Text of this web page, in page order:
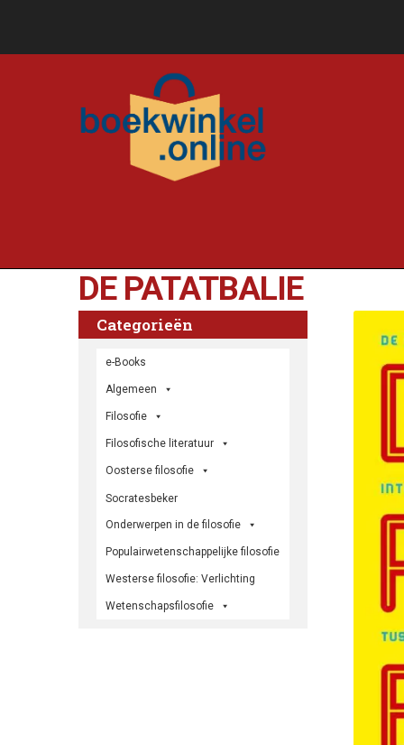
DE PATATBALIE
Categorieën
e-Books
Algemeen
Filosofie
Filosofische literatuur
Oosterse filosofie
Socratesbeker
Onderwerpen in de filosofie
Populairwetenschappelijke filosofie
Westerse filosofie: Verlichting
Wetenschapsfilosofie